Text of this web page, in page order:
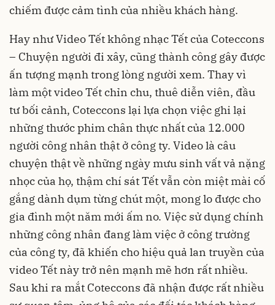
chiếm được cảm tình của nhiều khách hàng.
Hay như Video Tết không nhạc Tết của Coteccons
– Chuyện người đi xây, cũng thành công gây được
ấn tượng mạnh trong lòng người xem. Thay vì
làm một video Tết chỉn chu, thuê diễn viên, đầu
tư bối cảnh, Coteccons lại lựa chọn việc ghi lại
những thước phim chân thực nhất của 12.000
người công nhân thật ở công ty. Video là câu
chuyện thật về những ngày mưu sinh vất vả nặng
nhọc của họ, thậm chí sát Tết vẫn còn miệt mài cố
gắng dành dụm từng chút một, mong lo được cho
gia đình một năm mới ấm no. Việc sử dụng chính
những công nhân đang làm việc ở công trường
của công ty, đã khiến cho hiệu quả lan truyền của
video Tết này trở nên mạnh mẽ hơn rất nhiều.
Sau khi ra mắt Coteccons đã nhận được rất nhiều